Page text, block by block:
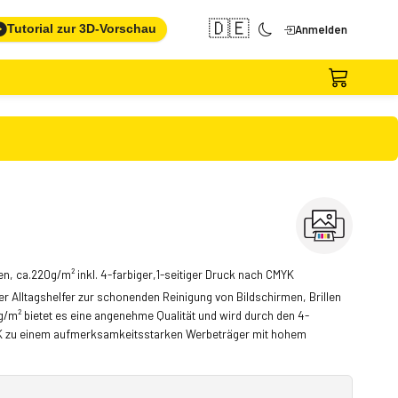
Tutorial zur 3D-Vorschau 🇩🇪 Anmelden
ca.220g/m² inkl. 4-farbiger,1-seitiger Druck nach CMYK
Alltagshelfer zur schonenden Reinigung von Bildschirmen, Brillen
m² bietet es eine angenehme Qualität und wird durch den 4-
zu einem aufmerksamkeitsstarken Werbeträger mit hohem